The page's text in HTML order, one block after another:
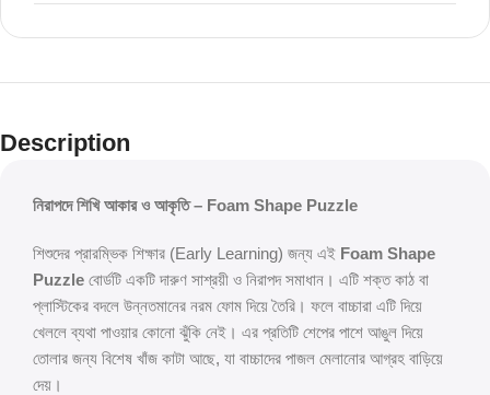
Description
নিরাপদে শিখি আকার ও আকৃতি – Foam Shape Puzzle
শিশুদের প্রারম্ভিক শিক্ষার (Early Learning) জন্য এই Foam Shape
Puzzle বোর্ডটি একটি দারুণ সাশ্রয়ী ও নিরাপদ সমাধান। এটি শক্ত কাঠ বা
প্লাস্টিকের বদলে উন্নতমানের নরম ফোম দিয়ে তৈরি। ফলে বাচ্চারা এটি দিয়ে
খেললে ব্যথা পাওয়ার কোনো ঝুঁকি নেই। এর প্রতিটি শেপের পাশে আঙুল দিয়ে
তোলার জন্য বিশেষ খাঁজ কাটা আছে, যা বাচ্চাদের পাজল মেলানোর আগ্রহ বাড়িয়ে
দেয়।